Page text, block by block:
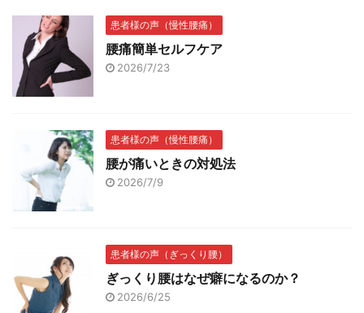
患者様の声（慢性腰痛）
腰痛簡単セルフケア
2026/7/23
患者様の声（慢性腰痛）
腰が痛いときの対処法
2026/7/9
患者様の声（ぎっくり腰）
ぎっくり腰はなぜ癖になるのか？
2026/6/25